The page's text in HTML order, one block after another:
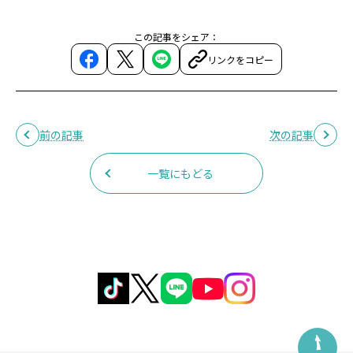
この記事をシェア：
リンクをコピー
前の記事
一覧にもどる
次の記事